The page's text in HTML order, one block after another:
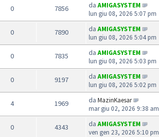
0 7856 da AMIGASYSTEM
lun giu 08, 2026 5:07 pm
0 7890 da AMIGASYSTEM
lun giu 08, 2026 5:04 pm
0 7835 da AMIGASYSTEM
lun giu 08, 2026 5:03 pm
0 9197 da AMIGASYSTEM
lun giu 08, 2026 5:02 pm
4 1969 da MazinKaesar
mar giu 02, 2026 9:38 am
0 4343 da AMIGASYSTEM
ven gen 23, 2026 5:10 pm